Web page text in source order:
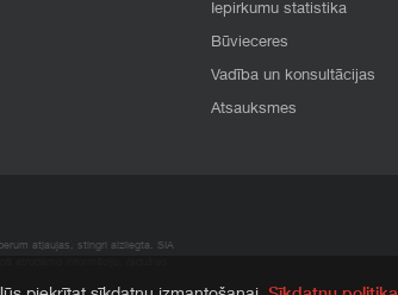
Iepirkumu statistika
Būvieceres
Vadība un konsultācijas
Atsauksmes
atļaujas, stingri aizliegta. SIA